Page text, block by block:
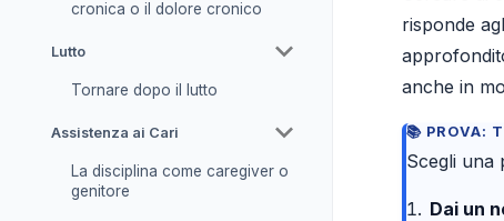
cronica o il dolore cronico
Lutto
Tornare dopo il lutto
Assistenza ai Cari
La disciplina come caregiver o
genitore
risponde
anche in
PROVA:
Scegli una
Dai un